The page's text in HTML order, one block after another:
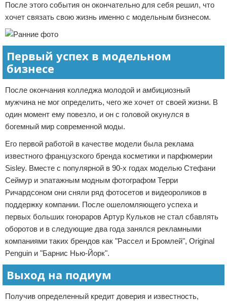
После этого события он окончательно для себя решил, что
хочет связать свою жизнь именно с модельным бизнесом.
Первый успех в модельном
бизнесе
После окончания колледжа молодой и амбициозный
мужчина не мог определить, чего же хочет от своей жизни. В
один момент ему повезло, и он с головой окунулся в
богемный мир современной моды.
Его первой работой в качестве модели была реклама
известного французского бренда косметики и парфюмерии
Sisley. Вместе с популярной в 90-х годах моделью Стефани
Сеймур и эпатажным модным фотографом Терри
Ричардсоном они сняли ряд фотосетов и видеороликов в
поддержку компании. После ошеломляющего успеха и
первых больших гонораров Артур Кульков не стал сбавлять
оборотов и в следующие два года занялся рекламными
компаниями таких брендов как "Рассел и Бромлей", Original
Penguin и "Барнис Нью-Йорк".
Выход на подиум
Получив определенный кредит доверия и известность,